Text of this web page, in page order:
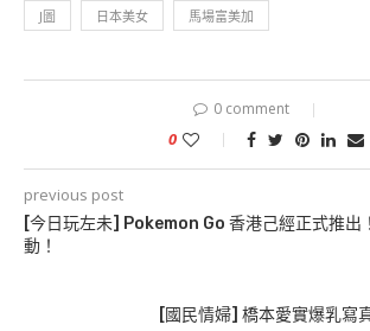
J圖 日本美女 馬場富美加
0 comment
0
previous post
[今日玩左未] Pokemon Go 香港己經正式推出
動！
[國民情婦] 橋本愛實爆乳寫